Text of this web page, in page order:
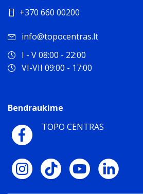
+370 660 00200
info@topocentras.lt
I - V 08:00 - 22:00
VI-VII 09:00 - 17:00
Bendraukime
TOPO CENTRAS